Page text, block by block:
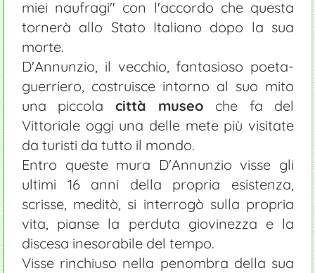
miei naufragi" con l'accordo che questa
tornerà allo Stato Italiano dopo la sua
morte.
D'Annunzio, il vecchio, fantasioso poeta-
guerriero, costruisce intorno al suo mito
una piccola città museo che fa del
Vittoriale oggi una delle mete più visitate
da turisti da tutto il mondo.
Entro queste mura D'Annunzio visse gli
ultimi 16 anni della propria esistenza,
scrisse, meditò, si interrogò sulla propria
vita, pianse la perduta giovinezza e la
discesa inesorabile del tempo.
Visse rinchiuso nella penombra della sua